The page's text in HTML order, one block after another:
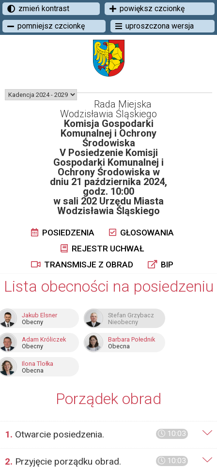
zmień kontrast
powiększ czcionkę
pomniejsz czcionkę
uproszczona wersja
Rada Miejska
Wodzisławia Śląskiego
Komisja Gospodarki
Komunalnej i Ochrony
Środowiska
V Posiedzenie Komisji
Gospodarki Komunalnej i
Ochrony Środowiska w
dniu 21 października 2024,
godz. 10:00
w sali 202 Urzędu Miasta
Wodzisławia Śląskiego
POSIEDZENIA
GŁOSOWANIA
REJESTR UCHWAŁ
TRANSMISJE Z OBRAD
BIP
Lista obecności na posiedzeniu
Jakub Elsner
Obecny
Stefan Grzybacz
Nieobecny
Adam Króliczek
Obecny
Barbara Połednik
Obecna
Ilona Tlołka
Obecna
Porządek obrad
10:03
1. Otwarcie posiedzenia.
10:03
2. Przyjęcie porządku obrad.